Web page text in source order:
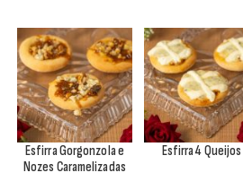
Esfirra Gorgonzola e
Nozes Caramelizadas
Esfirra 4 Queijos